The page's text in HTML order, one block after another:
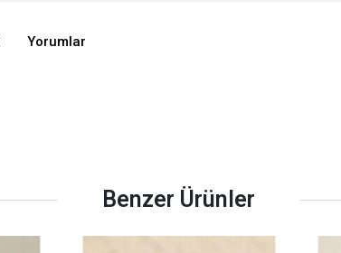
Yorumlar
Benzer Ürünler